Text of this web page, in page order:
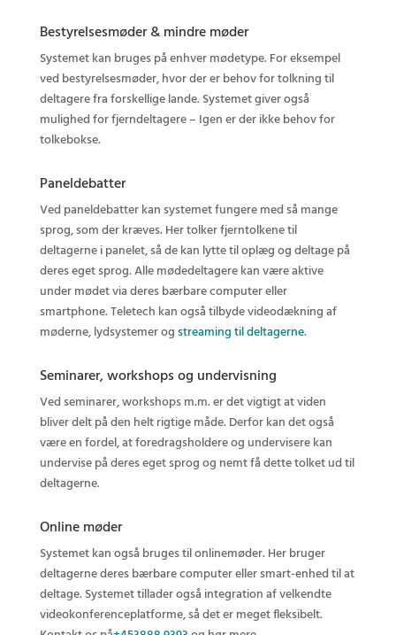
Bestyrelsesmøder & mindre møder
Systemet kan bruges på enhver mødetype. For eksempel
ved bestyrelsesmøder, hvor der er behov for tolkning til
deltagere fra forskellige lande. Systemet giver også
mulighed for fjerndeltagere – Igen er der ikke behov for
tolkebokse.
Paneldebatter
Ved paneldebatter kan systemet fungere med så mange
sprog, som der kræves. Her tolker fjerntolkene til
deltagerne i panelet, så de kan lytte til oplæg og deltage på
deres eget sprog. Alle mødedeltagere kan være aktive
under mødet via deres bærbare computer eller
smartphone. Teletech kan også tilbyde videodækning af
møderne, lydsystemer ogstreaming til deltagerne.
Seminarer, workshops og undervisning
Ved seminarer, workshops m.m. er det vigtigt at viden
bliver delt på den helt rigtige måde. Derfor kan det også
være en fordel, at foredragsholdere og undervisere kan
undervise på deres eget sprog og nemt få dette tolket ud til
deltagerne.
Online møder
Systemet kan også bruges til onlinemøder. Her bruger
deltagerne deres bærbare computer eller smart-enhed til at
deltage. Systemet tillader også integration af velkendte
videokonferenceplatforme, så det er meget fleksibelt.